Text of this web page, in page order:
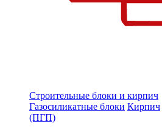
Строительные блоки и кирпич
Газосиликатные блоки Кирпич
(ПГП)